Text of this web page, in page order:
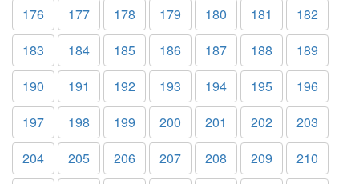
176
177 178 179 180 181
182
183
184 185 186 187 188
189
190
191 192 193 194 195
196
197
198 199 200 201 202
203
204
205 206 207 208 209
210